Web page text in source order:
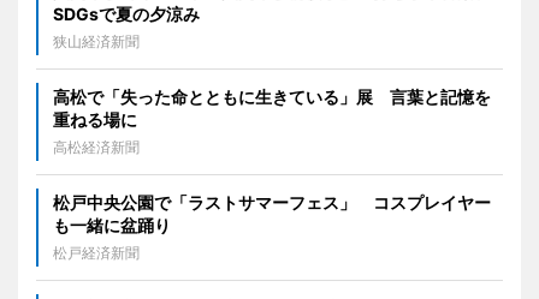
SDGsで夏の夕涼み
狭山経済新聞
高松で「失った命とともに生きている」展 言葉と記憶を
重ねる場に
高松経済新聞
松戸中央公園で「ラストサマーフェス」 コスプレイヤー
も一緒に盆踊り
松戸経済新聞